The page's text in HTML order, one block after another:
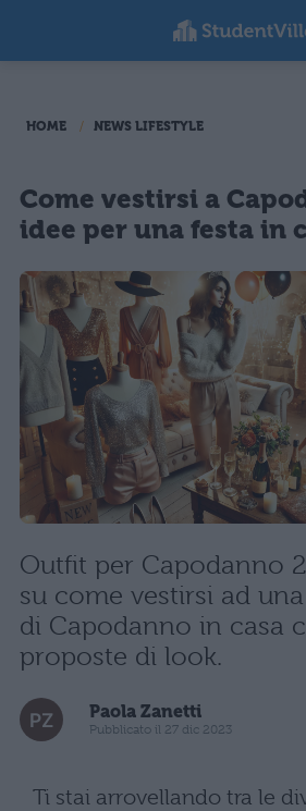
HOME NEWS LIFESTYLE
Come vestirsi a
idee per una festa in
Outfit per Capodanno
su come vestirsi ad
di Capodanno in casa
proposte di look.
Paola Zanetti
Pubblicato il 27 dic 2023
Ti stai arrovellando tra le